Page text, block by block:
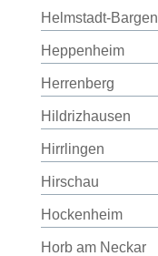
Helmstadt-Bargen
Heppenheim
Herrenberg
Hildrizhausen
Hirrlingen
Hirschau
Hockenheim
Horb am Neckar